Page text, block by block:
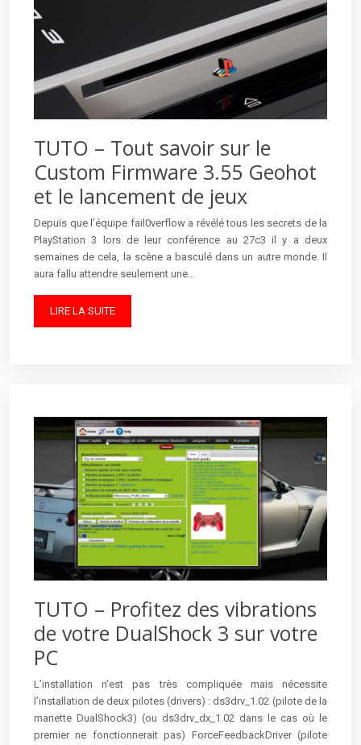
TUTO – Tout savoir sur le
Custom Firmware 3.55 Geohot
et le lancement de jeux
Depuis que l’équipe fail0verflow a révélé tous les secrets de la
PlayStation 3 lors de leur conférence au 27c3 il y a deux
semaines de cela, la scène a basculé dans un autre monde. Il
aura fallu attendre seulement une…
LIRE LA SUITE
TUTO – Profitez des vibrations
de votre DualShock 3 sur votre
PC
L’installation n’est pas très compliquée mais nécessite
l’installation de deux pilotes (drivers) : ds3drv_1.02 (pilote de la
manette DualShock3) (ou ds3drv_dx_1.02 dans le cas où le
premier ne fonctionnerait pas) ForceFeedbackDriver (pilote